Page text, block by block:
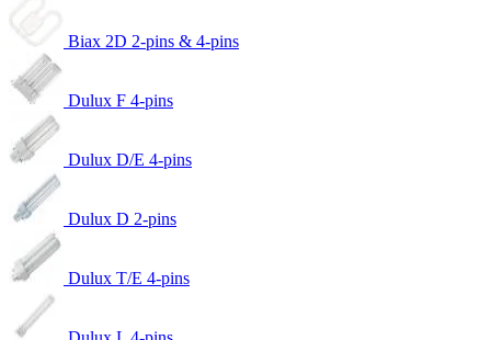
Biax 2D 2-pins & 4-pins
Dulux F 4-pins
Dulux D/E 4-pins
Dulux D 2-pins
Dulux T/E 4-pins